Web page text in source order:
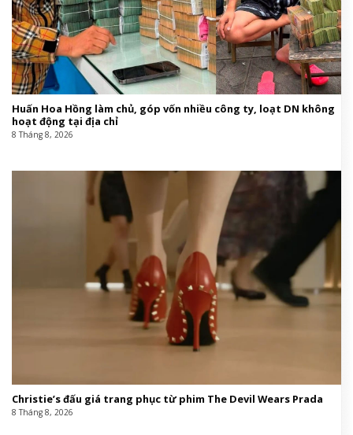
Huấn Hoa Hồng làm chủ, góp vốn nhiều công ty, loạt DN không
hoạt động tại địa chỉ
8 Tháng 8, 2026
Christie’s đấu giá trang phục từ phim The Devil Wears Prada
8 Tháng 8, 2026